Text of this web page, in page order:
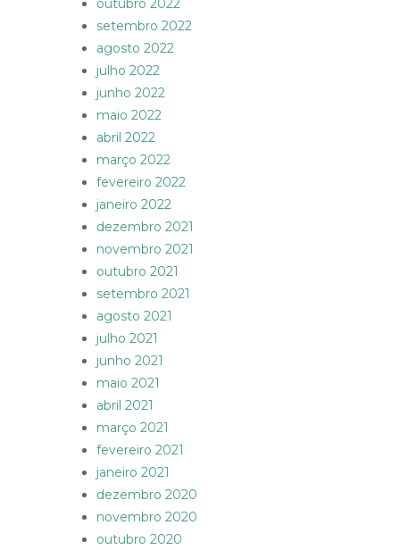
outubro 2022
setembro 2022
agosto 2022
julho 2022
junho 2022
maio 2022
abril 2022
março 2022
fevereiro 2022
janeiro 2022
dezembro 2021
novembro 2021
outubro 2021
setembro 2021
agosto 2021
julho 2021
junho 2021
maio 2021
abril 2021
março 2021
fevereiro 2021
janeiro 2021
dezembro 2020
novembro 2020
outubro 2020